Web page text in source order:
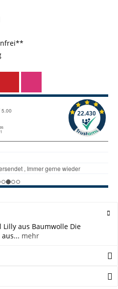
Lilly aus Baumwolle Die
mehr